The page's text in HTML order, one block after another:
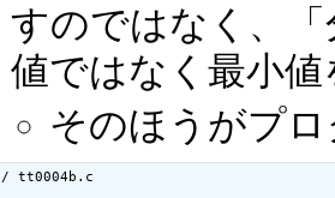
すのではなく、
値ではなく最小
そのほうがプ
tt0004b.c